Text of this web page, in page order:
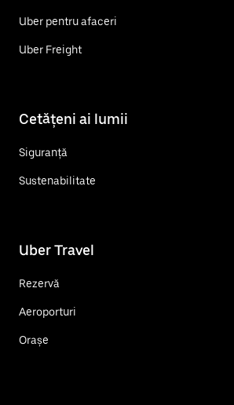
Uber pentru afaceri
Uber Freight
Cetățeni ai lumii
Siguranță
Sustenabilitate
Uber Travel
Rezervă
Aeroporturi
Orașe